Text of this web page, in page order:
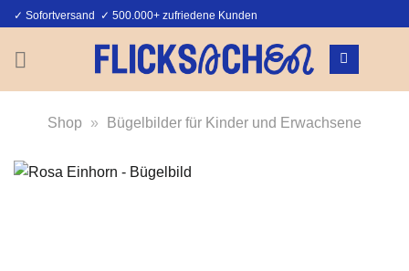
Zum
springen
✓ Sofortversand ✓ 500.000+ zufriedene Kunden
Shop » Bügelbilder für Kinder und Erwachsene